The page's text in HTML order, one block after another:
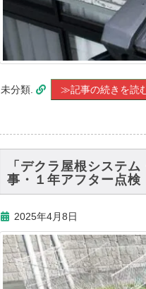
未分類. ≫記事の続きを読
「デクラ屋根システ
事・１年アフター点検
2025年4月8日